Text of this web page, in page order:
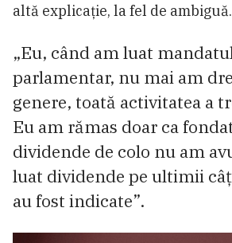
altă explicaţie, la fel de ambiguă.
„Eu, când am luat
parlamentar, nu mai am
genere, toată activitatea a
Eu am rămas doar ca
dividende de colo nu am
luat dividende pe ultimii
au fost indicate”.